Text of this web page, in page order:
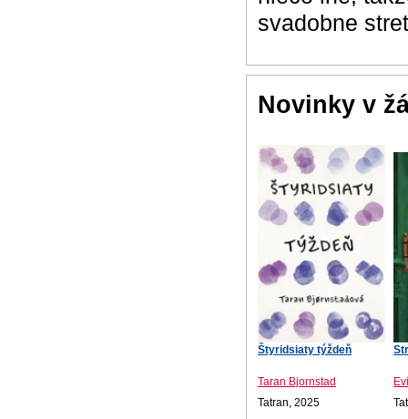
svadobne
Novinky v
Štyridsiaty týždeň
Taran Bjornstad
Tatran, 2025